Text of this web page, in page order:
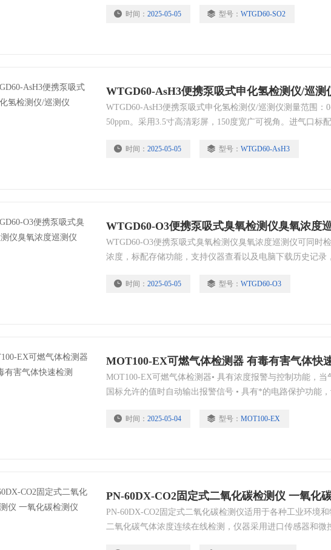
时间： 2025-05-05 型号： WTGD60-SO2
WTGD60-AsH3便携泵吸式申化氢检测仪/巡测
WTGD60-AsH3便携泵吸式申化氢检测仪/巡测仪测量范围：0-
50ppm。采用3.5寸高清彩屏，150度宽广可视角。进气口标
时间： 2025-05-05 型号： WTGD60-AsH3
WTGD60-O3便携泵吸式臭氧检测仪臭氧浓度
WTGD60-O3便携泵吸式臭氧检测仪臭氧浓度巡测仪可同时
浓度，标配存储功能，支持仪器查看以及电脑下载历史记录
牙打印机，检测数据实现移动打印。
时间： 2025-05-05 型号： WTGD60-O3
MOT100-EX可燃气体检测器 有毒有害气体快
MOT100-EX可燃气体检测器• 具有浓度报警与控制功能，当
国标允许的值时自动输出报警信号 • 具有*的电路保护功能
抗电磁干扰，抗脉冲电流冲击 • 多种信号输出可选：4-20mA
时间： 2025-05-04 型号： MOT100-EX
PN-60DX-CO2固定式二氧化碳检测仪 一氧化
PN-60DX-CO2固定式二氧化碳检测仪适用于各种工业环境
二氧化碳气体浓度连续在线检测，仪器采用进口传感器和微